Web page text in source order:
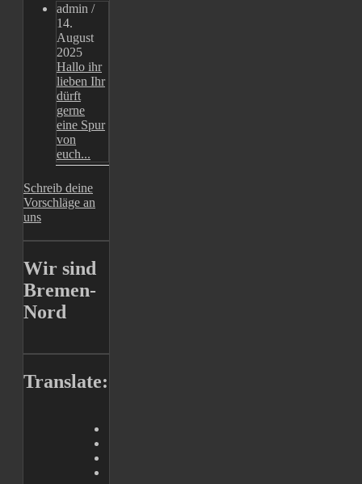
admin /
14.
August
2025
Hallo ihr
lieben Ihr
dürft
gerne
eine Spur
von
euch...
Schreib deine
Vorschläge an
uns
Wir sind
Bremen-
Nord
Translate: